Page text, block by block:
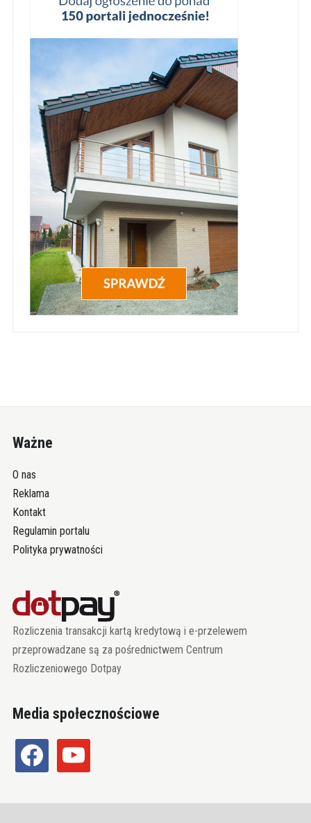
Ważne
O nas
Reklama
Kontakt
Regulamin portalu
Polityka prywatności
Rozliczenia transakcji kartą kredytową i e-przelewem
przeprowadzane są za pośrednictwem Centrum
Rozliczeniowego Dotpay
Media społecznościowe
facebook youtube